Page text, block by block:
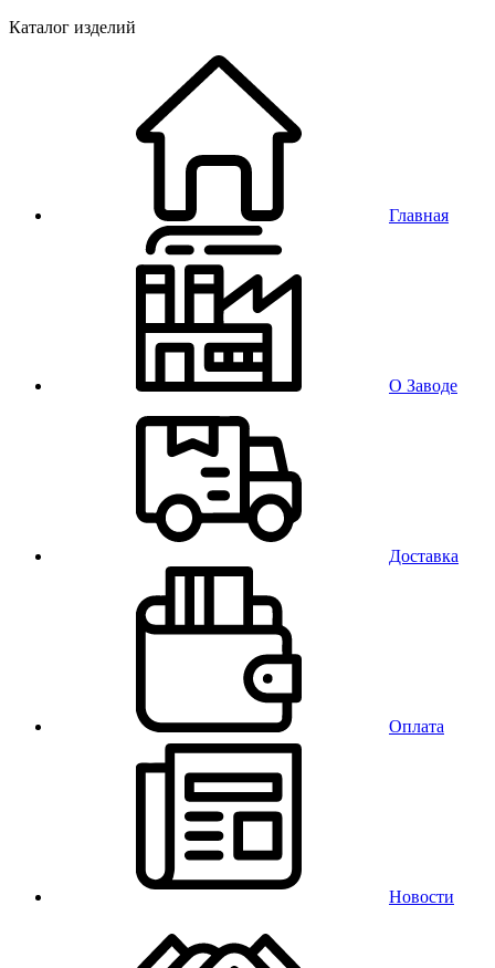
Каталог изделий
Главная
О Заводе
Доставка
Оплата
Новости